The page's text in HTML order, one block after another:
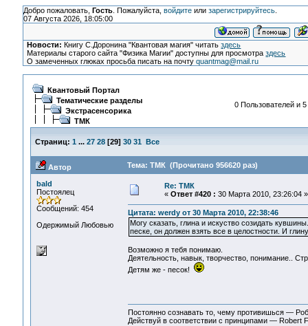
Добро пожаловать, Гость. Пожалуйста, войдитеили зарегистрируйтесь.
07 Августа 2026, 18:05:00
Новости: Книгу С.Доронина "Квантовая магия" читатьздесь
Материалы старого сайта "Физика Магии" доступны для просмотраздесь
О замеченных глюках просьба писать на почтуquantmag@mail.ru
Квантовый Портал
Тематические разделы
Экстрасенсорика
ТМК
0 Пользователей и
Страниц: 1 ... 27 28[29] 30 31 Все
Автор Тема: ТМК (Прочитано 956620 раз)
bald
Постоялец
Сообщений: 454
Одержимый Любовью
Re: ТМК
« Ответ #420 : 30 Марта 2010, 23:26:04 »
Цитата: werdy от 30 Марта 2010, 22:38:46
Могу сказать, глина и искуство созидать
песке, он должен взять все в целостности. И
Возможно я тебя понимаю.
Деятельность, навык, творчество, понимание..
Детям же - песок!
Постоянно сознавать то, чему противишься —
Действуй в соответствии с принципами — Robert